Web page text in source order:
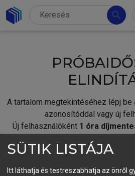
search
A tartalom megtekintéséhez lépj be
azonosítóddal vagy új
Új felhasználóként 1 óra
fiókoddal,vagy hozz
SÜTIK LISTÁJA
Itt láthatja és testreszabhatja az önről